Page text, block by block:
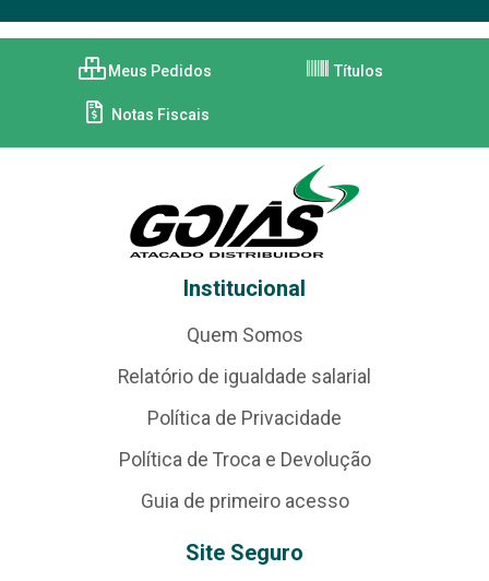
Meus Pedidos Títulos
Notas Fiscais
Institucional
Quem Somos
Relatório de igualdade salarial
Política de Privacidade
Política de Troca e Devolução
Guia de primeiro acesso
Site Seguro